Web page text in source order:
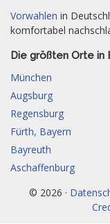
Vorwahlen in
komfortabel
Die größten Orte in
München
Augsburg
Regensburg
Fürth, Bayern
Bayreuth
Aschaffenburg
© 2026 ·